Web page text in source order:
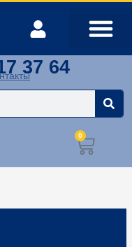
37 64
0